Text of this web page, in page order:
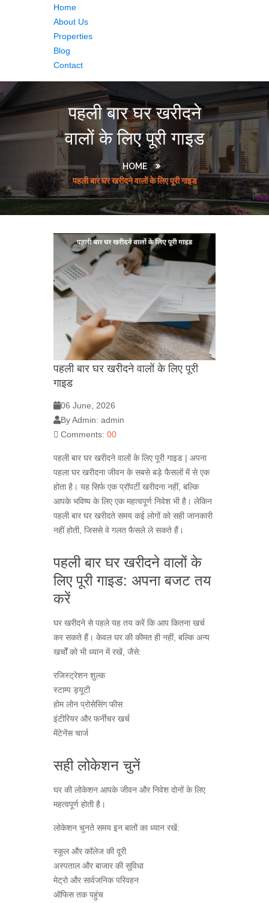
Home
About Us
Properties
Blog
Contact
पहली बार घर खरीदने
वालों के लिए पूरी गाइड
HOME
पहली बार घर खरीदने वालों के लिए पूरी गाइड
पहली बार घर खरीदने वालों के लिए पूरी
गाइड
06 June, 2026
By Admin: admin
Comments: 00
पहली बार घर खरीदने वालों के लिए पूरी गाइड | अपना
पहला घर खरीदना जीवन के सबसे बड़े फैसलों में से एक
होता है। यह सिर्फ एक प्रॉपर्टी खरीदना नहीं, बल्कि
आपके भविष्य के लिए एक महत्वपूर्ण निवेश भी है। लेकिन
पहली बार घर खरीदते समय कई लोगों को सही जानकारी
नहीं होती, जिससे वे गलत फैसले ले सकते हैं।
पहली बार घर खरीदने वालों के
लिए पूरी गाइड: अपना बजट तय
करें
घर खरीदने से पहले यह तय करें कि आप कितना खर्च
कर सकते हैं। केवल घर की कीमत ही नहीं, बल्कि अन्य
खर्चों को भी ध्यान में रखें, जैसे:
रजिस्ट्रेशन शुल्क
स्टाम्प ड्यूटी
होम लोन प्रोसेसिंग फीस
इंटीरियर और फर्नीचर खर्च
मेंटेनेंस चार्ज
सही लोकेशन चुनें
घर की लोकेशन आपके जीवन और निवेश दोनों के लिए
महत्वपूर्ण होती है।
लोकेशन चुनते समय इन बातों का ध्यान रखें:
स्कूल और कॉलेज की दूरी
अस्पताल और बाजार की सुविधा
मेट्रो और सार्वजनिक परिवहन
ऑफिस तक पहुंच